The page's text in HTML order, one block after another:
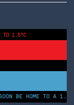
TO 1.5°C
BE HOME TO A